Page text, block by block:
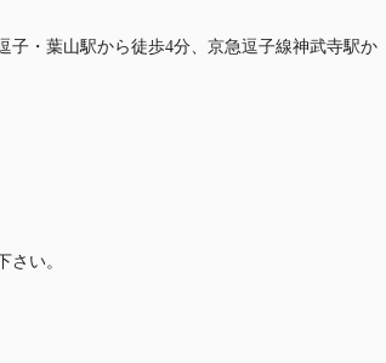
子・葉山駅から徒歩4分、京急逗子線神武寺駅か
い。